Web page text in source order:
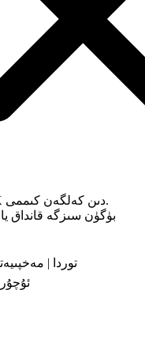
سالام. بۇ PNTEK دىن كەلگەن كىممى.
بۈگۈن سىزگە قانداق
🟢 توردا |